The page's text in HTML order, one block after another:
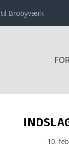
til Brobyværk
10.